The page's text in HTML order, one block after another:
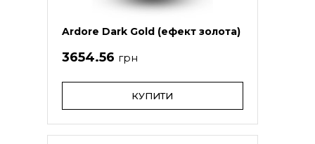
Ardore Dark Gold (ефект золота)
3654.56 грн
КУПИТИ